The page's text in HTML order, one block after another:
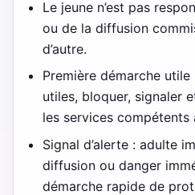
Le jeune n’est pas
ou de la diffusion
d’autre.
Première démarche
utiles, bloquer, signaler
les services compétents
Signal d’alerte : adulte
diffusion ou danger
démarche rapide de